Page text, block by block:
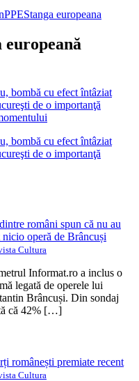
PPEStanga europeana
europeană
bombă cu efect întâziat
de o importanţă
bombă cu efect întâziat
de o importanţă
români spun că nu au
nicio operă de Brâncuși
Cultura
Informat.ro a inclus o
legată de operele lui
Brâncuși. Din sondaj
că 42% […]
românești premiate recent
Cultura